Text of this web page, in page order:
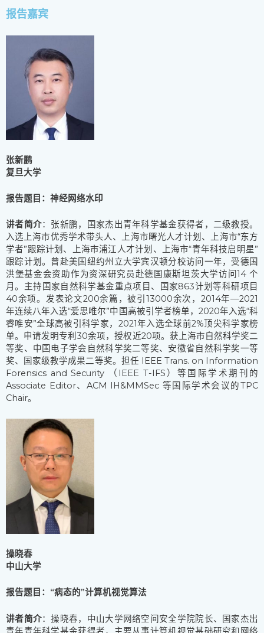
报告嘉宾
张新鹏
复旦大学
报告题目：神经网络水印
讲者简介：张新鹏，国家杰出青年科学基金获得者，二级教授。
入选上海市优秀学术带头人、上海市曙光人才计划、上海市“东方
学者”跟踪计划、上海市浦江人才计划、上海市“青年科技启明星”
跟踪计划。曾赴美国纽约州立大学宾汉顿分校访问一年，受德国
洪堡基金会资助作为资深研究员赴德国康斯坦茨大学访问14 个
月。主持国家自然科学基金重点项目、国家863计划等科研项目
40余项。发表论文200余篇，被引13000余次，2014年—2021
年连续八年入选“爱思唯尔”中国高被引学者榜单，2020年入选“科
睿唯安”全球高被引科学家，2021年入选全球前2%顶尖科学家榜
单。申请发明专利30余项，授权近20项。获上海市自然科学奖二
等奖、中国电子学会自然科学奖二等奖、安徽省自然科学奖一等
奖、国家级教学成果二等奖。担任 IEEE Trans. on Information
Forensics and Security （IEEE T-IFS）等国际学术期刊的
Associate Editor、ACM IH&MMSec 等国际学术会议的TPC
Chair。
操晓春
中山大学
报告题目： “病态的”计算机视觉算法
讲者简介：操晓春，中山大学网络空间安全学院院长、国家杰出